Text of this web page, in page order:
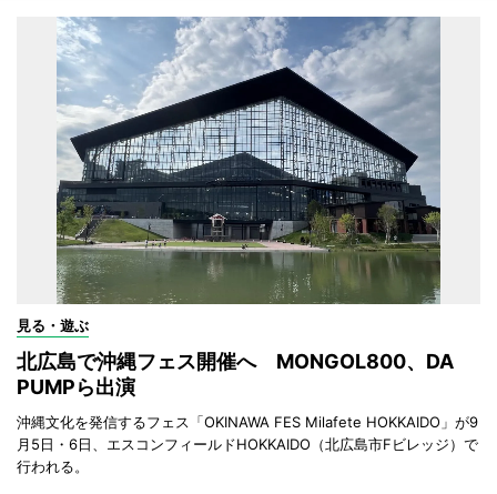
見る・遊ぶ
北広島で沖縄フェス開催へ MONGOL800、DA
PUMPら出演
沖縄文化を発信するフェス「OKINAWA FES Milafete HOKKAIDO」が9
月5日・6日、エスコンフィールドHOKKAIDO（北広島市Fビレッジ）で
行われる。